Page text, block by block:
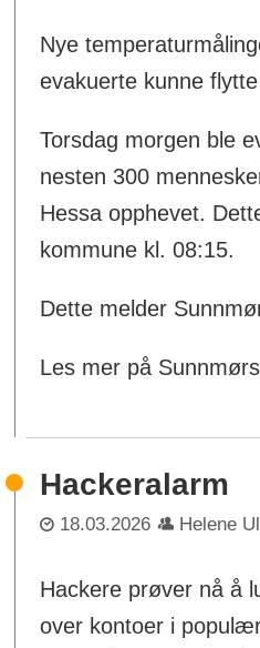
Nye
evakuerte kunne
Torsdag morgen ble
nesten 300
Hessa opphevet.
kommune kl. 08:15.
Dette melder
Les mer på
Hackeralarm
18.03.2026 Helene
Hackere prøver nå å
over kontoer i